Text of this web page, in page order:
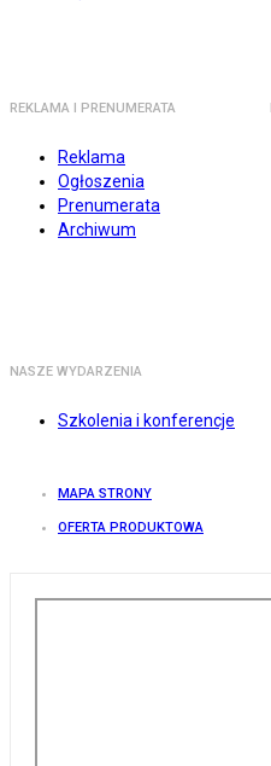
REKLAMA I PRENUMERATA
Reklama
Ogłoszenia
Prenumerata
Archiwum
NASZE WYDARZENIA
Szkolenia i konferencje
MAPA STRONY
OFERTA PRODUKTOWA